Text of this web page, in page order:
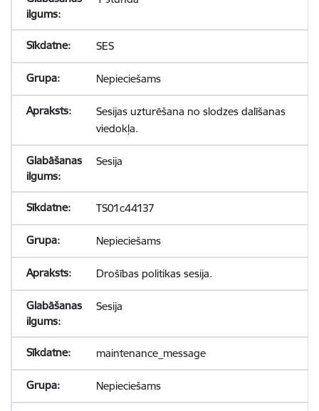
SES
Nepieciešams
Sesijas uzturēšana no slodzes dalīšanas
viedokļa.
Sesija
TS01c44137
Nepieciešams
Drošības politikas sesija.
Sesija
maintenance_message
Nepieciešams